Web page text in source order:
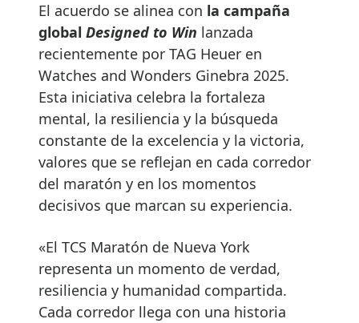
El acuerdo se alinea con la campaña
global Designed to Win lanzada
recientemente por TAG Heuer en
Watches and Wonders Ginebra 2025.
Esta iniciativa celebra la fortaleza
mental, la resiliencia y la búsqueda
constante de la excelencia y la victoria,
valores que se reflejan en cada corredor
del maratón y en los momentos
decisivos que marcan su experiencia.
«El TCS Maratón de Nueva York
representa un momento de verdad,
resiliencia y humanidad compartida.
Cada corredor llega con una historia